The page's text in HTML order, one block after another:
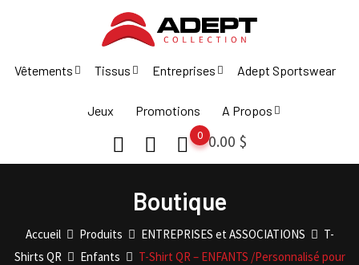
Vêtements Tissus Entreprises Adept Sportswear
Jeux Promotions A Propos
0.00 $
0
Boutique
Accueil Produits ENTREPRISES et ASSOCIATIONS
T-
Shirts QR
Enfants
T-Shirt QR – ENFANTS /Personnalisé pour